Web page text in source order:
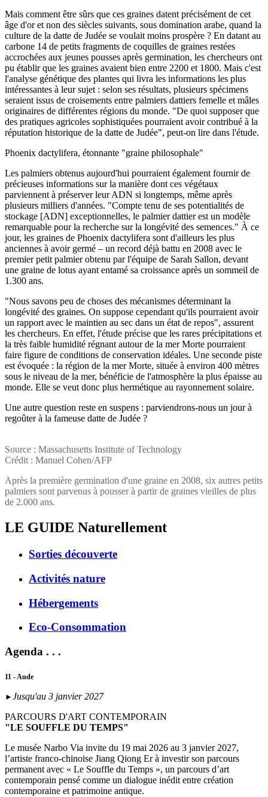
Mais comment être sûrs que ces graines datent précisément de cet
âge d'or et non des siècles suivants, sous domination arabe, quand la
culture de la datte de Judée se voulait moins prospère ? En datant au
carbone 14 de petits fragments de coquilles de graines restées
accrochées aux jeunes pousses après germination, les chercheurs ont
pu établir que les graines avaient bien entre 2200 et 1800. Mais c'est
l'analyse génétique des plantes qui livra les informations les plus
intéressantes à leur sujet : selon ses résultats, plusieurs spécimens
seraient issus de croisements entre palmiers dattiers femelle et mâles
originaires de différentes régions du monde. "De quoi supposer que
des pratiques agricoles sophistiquées pourraient avoir contribué à la
réputation historique de la datte de Judée", peut-on lire dans l'étude.
Phoenix dactylifera, étonnante "graine philosophale"
Les palmiers obtenus aujourd'hui pourraient également fournir de
précieuses informations sur la manière dont ces végétaux
parviennent à préserver leur ADN si longtemps, même après
plusieurs milliers d'années. "Compte tenu de ses potentialités de
stockage [ADN] exceptionnelles, le palmier dattier est un modèle
remarquable pour la recherche sur la longévité des semences." À ce
jour, les graines de Phoenix dactylifera sont d'ailleurs les plus
anciennes à avoir germé – un record déjà battu en 2008 avec le
premier petit palmier obtenu par l'équipe de Sarah Sallon, devant
une graine de lotus ayant entamé sa croissance après un sommeil de
1.300 ans.
"Nous savons peu de choses des mécanismes déterminant la
longévité des graines. On suppose cependant qu'ils pourraient avoir
un rapport avec le maintien au sec dans un état de repos", assurent
les chercheurs. En effet, l'étude précise que les rares précipitations et
la très faible humidité régnant autour de la mer Morte pourraient
faire figure de conditions de conservation idéales. Une seconde piste
est évoquée : la région de la mer Morte, située à environ 400 mètres
sous le niveau de la mer, bénéficie de l'atmosphère la plus épaisse au
monde. Elle se veut donc plus hermétique au rayonnement solaire.
Une autre question reste en suspens : parviendrons-nous un jour à
regoûter à la fameuse datte de Judée ?
Source : Massachusetts Institute of Technology
Crédit : Manuel Cohen/AFP
Après la première germination d'une graine en 2008, six autres petits
palmiers sont parvenus à pousser à partir de graines vieilles de plus
de 2.000 ans.
LE GUIDE Naturellement
Sorties découverte
Activités nature
Hébergements
Eco-Consommation
Agenda . . .
11 - Aude
► Jusqu'au 3 janvier 2027
PARCOURS D'ART CONTEMPORAIN
"LE SOUFFLE DU TEMPS"
Le musée Narbo Via invite du 19 mai 2026 au 3 janvier 2027,
l’artiste franco-chinoise Jiang Qiong Er à investir son parcours
permanent avec « Le Souffle du Temps », un parcours d’art
contemporain pensé comme un dialogue inédit entre création
contemporaine et patrimoine antique.